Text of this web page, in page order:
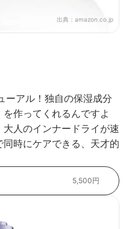
出典： amazon.co.jp
ーアル！独自の保湿成分
作ってくれるんですよ
人のインナードライが速
時にケアできる、天才的
5,500円